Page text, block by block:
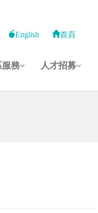
English 首頁
服務 人才招募